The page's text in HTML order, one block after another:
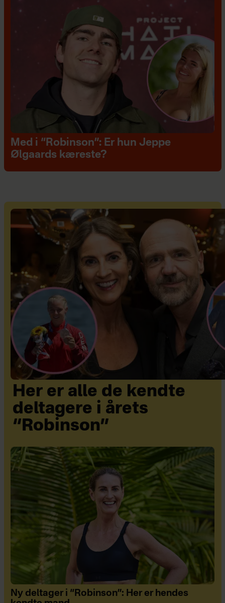
Med i “Robinson”: Er hun Jeppe
Ølgaards kæreste?
Her er alle de kendte
deltagere i årets
“Robinson”
Ny deltager i “Robinson”: Her er hendes